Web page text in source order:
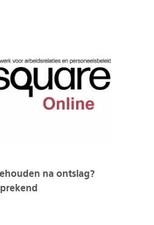
na ontslag?